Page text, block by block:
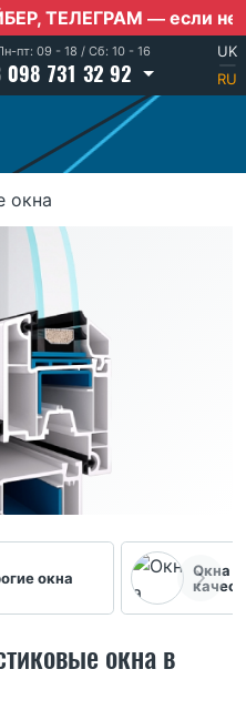
— если нет
UK
|
RU
пт: 09 - 18 / Сб: 10 - 16
098 731 32 92
окна
окна
Окна
окна в